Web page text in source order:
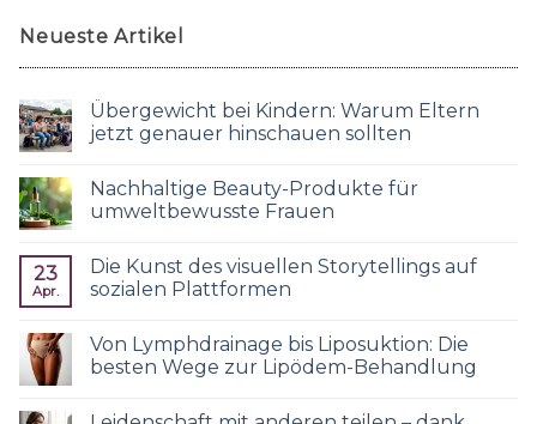
Neueste Artikel
Übergewicht bei Kindern: Warum Eltern
jetzt genauer hinschauen sollten
Nachhaltige Beauty-Produkte für
umweltbewusste Frauen
23
Apr.
Die Kunst des visuellen Storytellings auf
sozialen Plattformen
Von Lymphdrainage bis Liposuktion: Die
besten Wege zur Lipödem-Behandlung